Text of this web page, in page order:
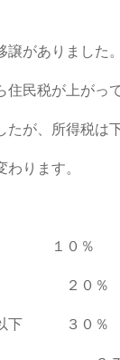
がありました。
民税が上がっ
が、所得税は
ります。
下 １０％
以下 ２０％
円以下 ３０％